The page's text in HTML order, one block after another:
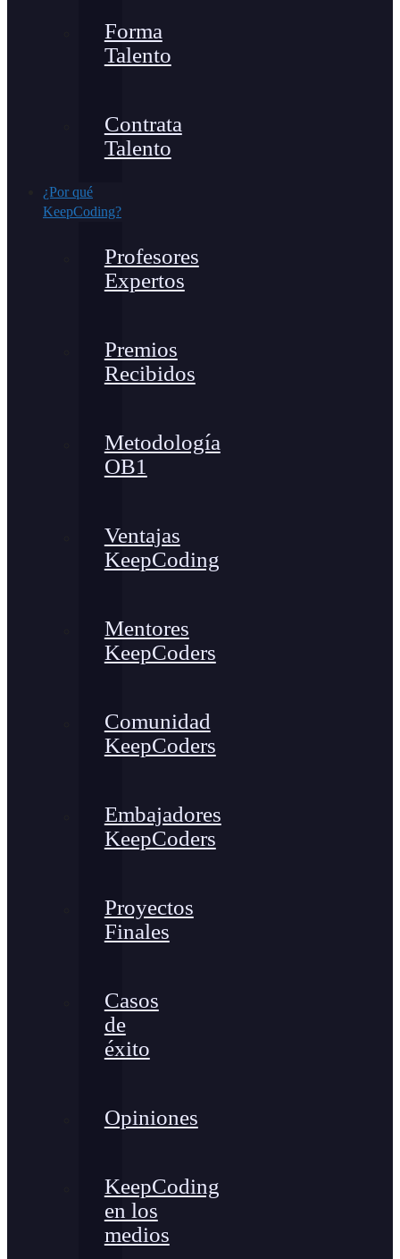
Forma
Talento
Contrata
Talento
¿Por qué
KeepCoding?
Profesores
Expertos
Premios
Recibidos
Metodología
OB1
Ventajas
KeepCoding
Mentores
KeepCoders
Comunidad
KeepCoders
Embajadores
KeepCoders
Proyectos
Finales
Casos
de
éxito
Opiniones
KeepCoding
en los
medios